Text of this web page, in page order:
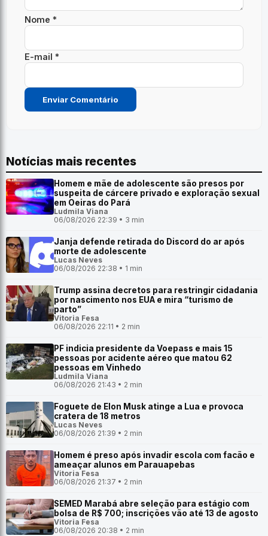
Nome *
E-mail *
Notícias mais recentes
Homem e mãe de adolescente são presos por
suspeita de cárcere privado e exploração sexual
em Oeiras do Pará
Ludmila Viana
06/08/2026 22:39 • 3 min
Janja defende retirada do Discord do ar após
morte de adolescente
Lucas Neves
06/08/2026 22:38 • 1 min
Trump assina decretos para restringir cidadania
por nascimento nos EUA e mira “turismo de
parto”
Vitoria Fesa
06/08/2026 22:11 • 2 min
PF indicia presidente da Voepass e mais 15
pessoas por acidente aéreo que matou 62
pessoas em Vinhedo
Ludmila Viana
06/08/2026 21:43 • 2 min
Foguete de Elon Musk atinge a Lua e provoca
cratera de 18 metros
Lucas Neves
06/08/2026 21:39 • 2 min
Homem é preso após invadir escola com facão e
ameaçar alunos em Parauapebas
Vitoria Fesa
06/08/2026 21:37 • 2 min
SEMED Marabá abre seleção para estágio com
bolsa de R$ 700; inscrições vão até 13 de agosto
Vitoria Fesa
06/08/2026 20:38 • 2 min